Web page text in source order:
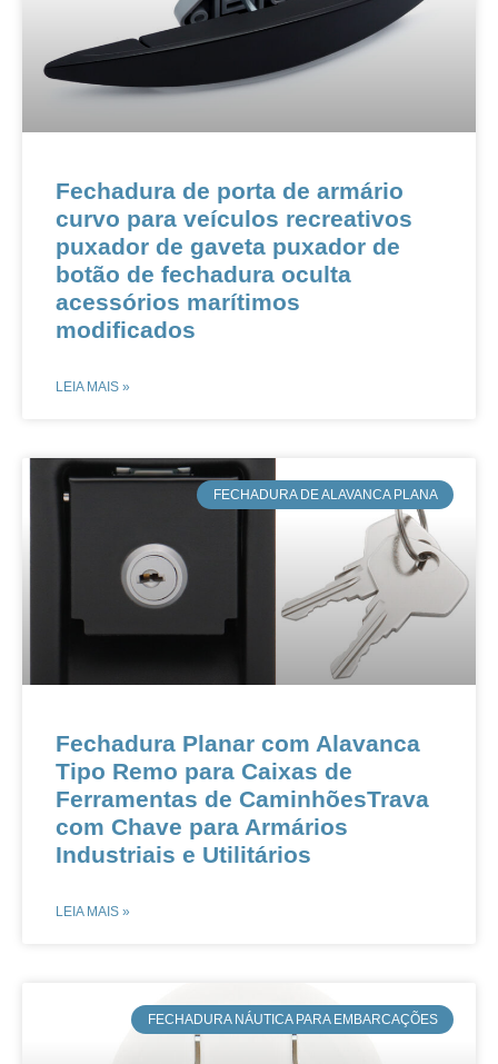
​​​​Fechadura de porta de armário
curvo para veículos recreativos
puxador de gaveta puxador de
botão de fechadura oculta
acessórios marítimos
modificados
LEIA MAIS »
​FECHADURA DE ALAVANCA PLANA
Fechadura Planar com Alavanca
Tipo Remo para Caixas de
Ferramentas de CaminhõesTrava
com Chave para Armários
Industriais e Utilitários
LEIA MAIS »
​FECHADURA NÁUTICA PARA EMBARCAÇÕES